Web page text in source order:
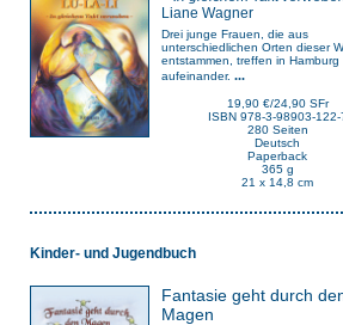
Liane Wagner
Drei junge Frauen, die aus
unterschiedlichen Orten dieser
entstammen, treffen in Hamburg
aufeinander. ...
19,90 €/24,90 SFr
ISBN 978-3-98903-122-
280 Seiten
Deutsch
Paperback
365 g
21 x 14,8 cm
Kinder- und Jugendbuch
Fantasie geht durch
Magen